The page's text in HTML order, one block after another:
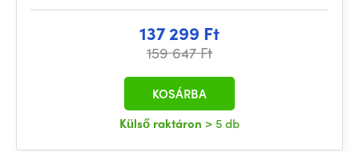
137 299 Ft
159 647 Ft
Külső raktáron > 5 db
KOSÁRBA